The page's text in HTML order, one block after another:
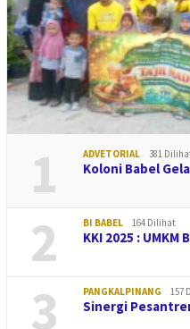
1 ADVETORIAL 381
Koloni Babel
2 BI BABEL 164 Dilihat
KKI 2025 :
3 PANGKALPINANG 157
Sinergi